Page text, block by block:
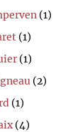
(1)
(1)
(1)
(2)
(1)
(4)